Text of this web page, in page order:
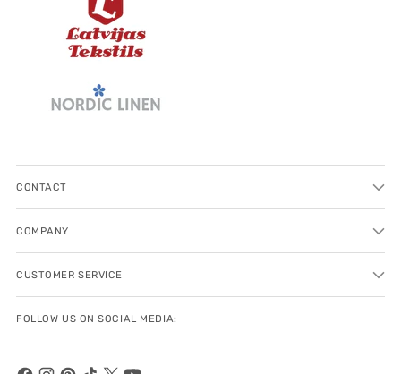
CONTACT
COMPANY
CUSTOMER SERVICE
FOLLOW US ON SOCIAL MEDIA: